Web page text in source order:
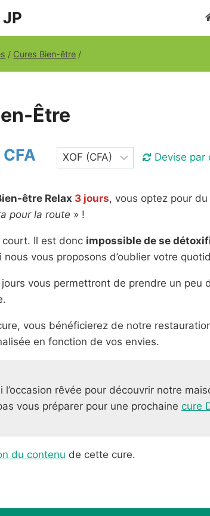
/ Cures Bien-être /
Être
Devise par
être Relax 3 jours, vous optez pour du
pour la route » !
court. Il est donc impossible de se
nous vous proposons d’oublier votre
jours vous permettront de prendre un peu
vous bénéficierez de notre
en fonction de vos envies.
l’occasion rêvée pour découvrir notre
vous préparer pour une prochaine cure
du contenu de cette cure.